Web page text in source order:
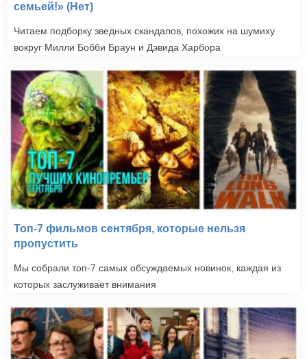
семьей!» (Нет)
Читаем подборку зведных скандалов, похожих на шумиху
вокруг Милли Бобби Браун и Дэвида Харбора
Топ-7 фильмов сентября, которые нельзя
пропустить
Мы собрали топ-7 самых обсуждаемых новинок, каждая из
которых заслуживает внимания